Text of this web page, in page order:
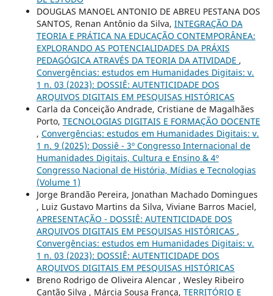
DOUGLAS MANOEL ANTONIO DE ABREU PESTANA DOS
SANTOS, Renan Antônio da Silva, INTEGRAÇÃO DA
TEORIA E PRÁTICA NA EDUCAÇÃO CONTEMPORÂNEA:
EXPLORANDO AS POTENCIALIDADES DA PRÁXIS
PEDAGÓGICA ATRAVÉS DA TEORIA DA ATIVIDADE ,
Convergências: estudos em Humanidades Digitais: v.
1 n. 03 (2023): DOSSIÊ: AUTENTICIDADE DOS
ARQUIVOS DIGITAIS EM PESQUISAS HISTÓRICAS
Carla da Conceição Andrade, Cristiane de Magalhães
Porto, TECNOLOGIAS DIGITAIS E FORMAÇÃO DOCENTE
, Convergências: estudos em Humanidades Digitais: v.
1 n. 9 (2025): Dossiê - 3º Congresso Internacional de
Humanidades Digitais, Cultura e Ensino & 4º
Congresso Nacional de História, Mídias e Tecnologias
(Volume 1)
Jorge Brandão Pereira, Jonathan Machado Domingues
, Luiz Gustavo Martins da Silva, Viviane Barros Maciel,
APRESENTAÇÃO - DOSSIÊ: AUTENTICIDADE DOS
ARQUIVOS DIGITAIS EM PESQUISAS HISTÓRICAS ,
Convergências: estudos em Humanidades Digitais: v.
1 n. 03 (2023): DOSSIÊ: AUTENTICIDADE DOS
ARQUIVOS DIGITAIS EM PESQUISAS HISTÓRICAS
Breno Rodrigo de Oliveira Alencar , Wesley Ribeiro
Cantão Silva , Márcia Sousa França, TERRITÓRIO E